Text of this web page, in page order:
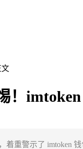
文
！
着重警示了 imtoken